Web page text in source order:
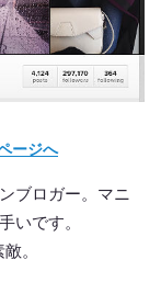
ージへ
ブロガー。マニ
いです。
。